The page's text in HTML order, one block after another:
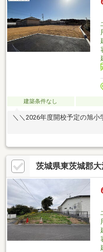
建築条件なし
＼＼2026年度開校予定の旭
茨城県東茨城郡